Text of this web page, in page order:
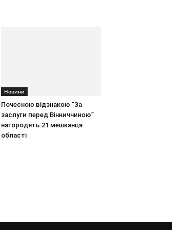
Новини
Почесною відзнакою “За
заслуги перед Вінниччиною”
нагородять 21 мешканця
області